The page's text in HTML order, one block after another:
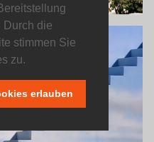
Durch die
stimmen Sie
zu.
erlauben